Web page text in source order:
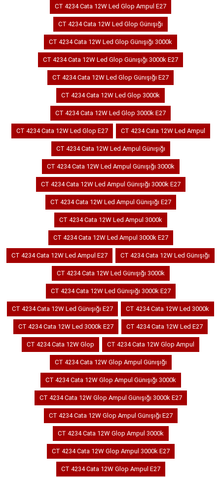
CT 4234 Cata 12W Led Glop Ampul E27
CT 4234 Cata 12W Led Glop Günışığı
CT 4234 Cata 12W Led Glop Günışığı 3000k
CT 4234 Cata 12W Led Glop Günışığı 3000k E27
CT 4234 Cata 12W Led Glop Günışığı E27
CT 4234 Cata 12W Led Glop 3000k
CT 4234 Cata 12W Led Glop 3000k E27
CT 4234 Cata 12W Led Glop E27 CT 4234 Cata 12W Led Ampul
CT 4234 Cata 12W Led Ampul Günışığı
CT 4234 Cata 12W Led Ampul Günışığı 3000k
CT 4234 Cata 12W Led Ampul Günışığı 3000k E27
CT 4234 Cata 12W Led Ampul Günışığı E27
CT 4234 Cata 12W Led Ampul 3000k
CT 4234 Cata 12W Led Ampul 3000k E27
CT 4234 Cata 12W Led Ampul E27 CT 4234 Cata 12W Led Günışığı
CT 4234 Cata 12W Led Günışığı 3000k
CT 4234 Cata 12W Led Günışığı 3000k E27
CT 4234 Cata 12W Led Günışığı E27 CT 4234 Cata 12W Led 3000k
CT 4234 Cata 12W Led 3000k E27 CT 4234 Cata 12W Led E27
CT 4234 Cata 12W Glop CT 4234 Cata 12W Glop Ampul
CT 4234 Cata 12W Glop Ampul Günışığı
CT 4234 Cata 12W Glop Ampul Günışığı 3000k
CT 4234 Cata 12W Glop Ampul Günışığı 3000k E27
CT 4234 Cata 12W Glop Ampul Günışığı E27
CT 4234 Cata 12W Glop Ampul 3000k
CT 4234 Cata 12W Glop Ampul 3000k E27
CT 4234 Cata 12W Glop Ampul E27